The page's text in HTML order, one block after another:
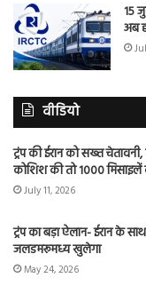
15
अब
वीडियो
ट्रंप की ईरान को सख्त
कोशिश की तो 1000 मिसाइलें
July 11, 2026
ट्रंप का बड़ा ऐलान- ईरान के
जलडमरूमध्य खुलेगा
May 24, 2026